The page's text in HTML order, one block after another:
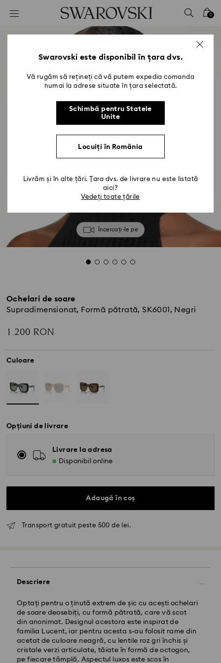
Accesskeys list
2 - Subsol
0
Încercați-le pe
Ochelari de soare
Supradimensionat, Formă pătrată, SK6001, Negri
1.200 RON
Culoare
Opțiuni de livrare
Livrare la adresa
Disponibil online
Adaugă în coș
Transport gratuit peste 500 de lei.
Descriere
Optați pentru o ținută extrem de șic cu acești ochelari
de soare deosebiți, cu formă pătrată, care vă scot
din anonimat. Designul acestora este inspirat de
familia Lucent, iar pentru acesta s-au folosit rame din
acetat de culoare neagră, cu lentile roz gri închis și
cristale verzi articulate, tăiate în formă de octogon,
pe fiecare tâmplă. Aspectul luxos este scos în
Comenzile plasate de luni până vineri până la ora
lucrătoare.
Termen de livrare standard: 4 zile lucrătoare după
procesare și expediere
Costul de expediere standard: RON 30
Livrare standard gratuită peste: RON 500
Swarovski este disponibil în țara dvs.
Vă rugăm să rețineți că vă putem expedia comanda
numai la adrese situate în țara selectată.
Schimbă pentru Statele
Unite
Locuiți în România
Livrăm și în alte țări. Țara dvs. de livrare nu este listată
aici?
Vedeți toate țările